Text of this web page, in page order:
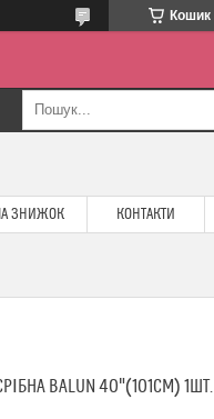
Кошик
ЗНИЖОК КОНТАКТИ
BALUN 40"(101СМ) 1ШТ.